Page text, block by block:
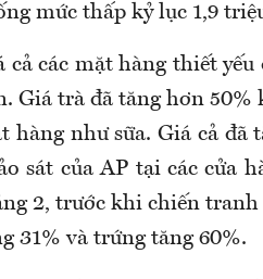
mức thấp kỷ lục 1,9
cả các mặt hàng thiết
Giá trà đã tăng hơn
hàng như sữa. Giá cả đã
sát của AP tại các cửa
2, trước khi chiến tranh
31% và trứng tăng 60%.